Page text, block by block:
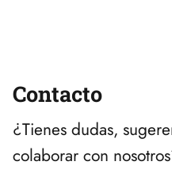
Contacto
¿Tienes dudas,
colaborar con